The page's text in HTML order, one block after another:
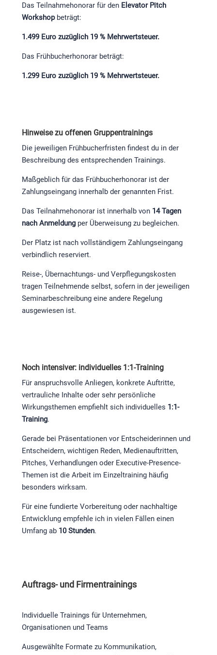
Das Teilnahmehonorar für den Elevator Pitch
Workshopbeträgt:
1.499 Euro zuzüglich 19 % Mehrwertsteuer.
Das Frühbucherhonorar beträgt:
1.299 Euro zuzüglich 19 % Mehrwertsteuer.
Hinweise zu offenen Gruppentrainings
Die jeweiligen Frühbucherfristen findest du in der
Beschreibung des entsprechenden Trainings.
Maßgeblich für das Frühbucherhonorar ist der
Zahlungseingang innerhalb der genannten Frist.
Das Teilnahmehonorar ist innerhalb von 14 Tagen
nach Anmeldungper Überweisung zu begleichen.
Der Platz ist nach vollständigem Zahlungseingang
verbindlich reserviert.
Reise-, Übernachtungs- und Verpflegungskosten
tragen Teilnehmende selbst, sofern in der jeweiligen
Seminarbeschreibung eine andere Regelung
ausgewiesen ist.
Noch intensiver: individuelles 1:1-Training
Für anspruchsvolle Anliegen, konkrete Auftritte,
vertrauliche Inhalte oder sehr persönliche
Wirkungsthemen empfiehlt sich individuelles 1:1-
Training.
Gerade bei Präsentationen vor Entscheiderinnen und
Entscheidern, wichtigen Reden, Medienauftritten,
Pitches, Verhandlungen oder Executive-Presence-
Themen ist die Arbeit im Einzeltraining häufig
besonders wirksam.
Für eine fundierte Vorbereitung oder nachhaltige
Entwicklung empfehle ich in vielen Fällen einen
Umfang ab 10 Stunden.
Auftrags- und Firmentrainings
Individuelle Trainings für Unternehmen,
Organisationen und Teams
Ausgewählte Formate zu Kommunikation,